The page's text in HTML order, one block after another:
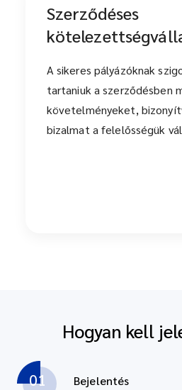
Szerződéses
A sikeres pályázóknak
tartaniuk a szerződésben
követelményeket,
bizalmat a felelősségük
Hogyan kell
01 Bejelentés